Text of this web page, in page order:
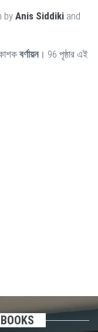
by Anis Siddiki and
বর্ণায়ন। 96 পৃষ্ঠার এই